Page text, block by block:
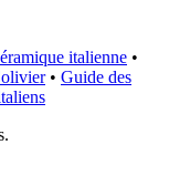
italienne •
• Guide des